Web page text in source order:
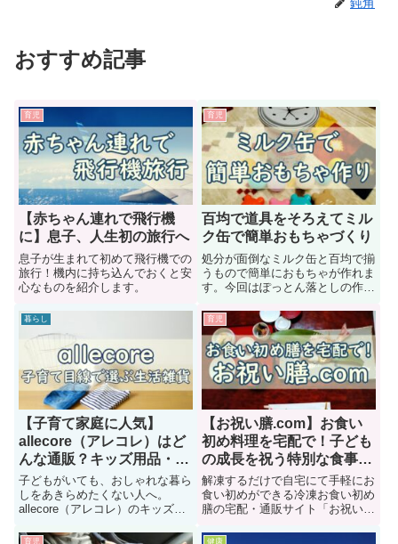
おすすめ記事
育児
【赤ちゃん連れで飛行機
に】息子、人生初の旅行へ
息子が生まれて初めて飛行機での
旅行！機内に持ち込んでおくと安
心なものを紹介します。
育児
百均で道具をそろえてミル
ク缶で簡単おもちゃづくり
処分が面倒なミルク缶と百均で揃
うもので簡単におもちゃが作れま
す。今回はぽっとん落としの作り
暮らし
【子育て家庭に人気】
allecore（アレコレ）はど
んな通販？キッズ用品・生
活雑貨を口コミ目線で紹介
子どもがいても、おしゃれな暮ら
しをあきらめたくない人へ。
allecore（アレコレ）のキッズ用
で紹介。ニトリ・IKEAとの違い
育児
【お祝い膳.com】お食い
初め料理を宅配で！子ども
の成長を祝う特別な食事を
自宅でも
解凍するだけで自宅にて手軽にお
食い初めができる冷凍お食い初め
膳の宅配・通販サイト「お祝い
育児 健康